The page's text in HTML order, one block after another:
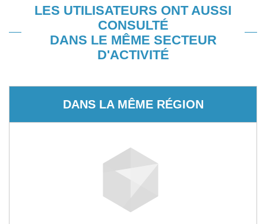
LES UTILISATEURS ONT AUSSI
CONSULTÉ
DANS LE MÊME SECTEUR
D'ACTIVITÉ
DANS LA MÊME RÉGION